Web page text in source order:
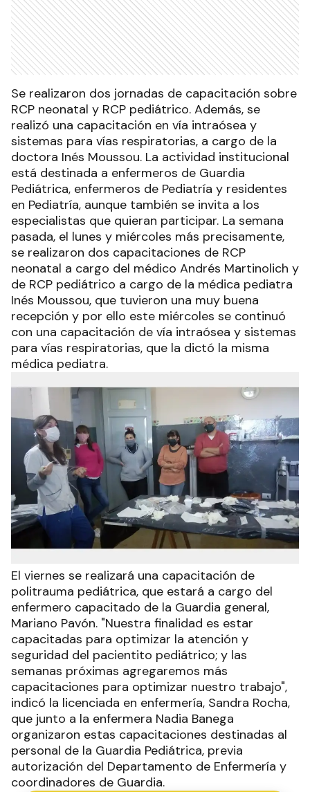
Se realizaron dos jornadas de capacitación sobre
RCP neonatal y RCP pediátrico. Además, se
realizó una capacitación en vía intraósea y
sistemas para vías respiratorias, a cargo de la
doctora Inés Moussou. La actividad institucional
está destinada a enfermeros de Guardia
Pediátrica, enfermeros de Pediatría y residentes
en Pediatría, aunque también se invita a los
especialistas que quieran participar. La semana
pasada, el lunes y miércoles más precisamente,
se realizaron dos capacitaciones de RCP
neonatal a cargo del médico Andrés Martinolich y
de RCP pediátrico a cargo de la médica pediatra
Inés Moussou, que tuvieron una muy buena
recepción y por ello este miércoles se continuó
con una capacitación de vía intraósea y sistemas
para vías respiratorias, que la dictó la misma
médica pediatra.
El viernes se realizará una capacitación de
politrauma pediátrica, que estará a cargo del
enfermero capacitado de la Guardia general,
Mariano Pavón. "Nuestra finalidad es estar
capacitadas para optimizar la atención y
seguridad del pacientito pediátrico; y las
semanas próximas agregaremos más
capacitaciones para optimizar nuestro trabajo",
indicó la licenciada en enfermería, Sandra Rocha,
que junto a la enfermera Nadia Banega
organizaron estas capacitaciones destinadas al
personal de la Guardia Pediátrica, previa
autorización del Departamento de Enfermería y
coordinadores de Guardia.